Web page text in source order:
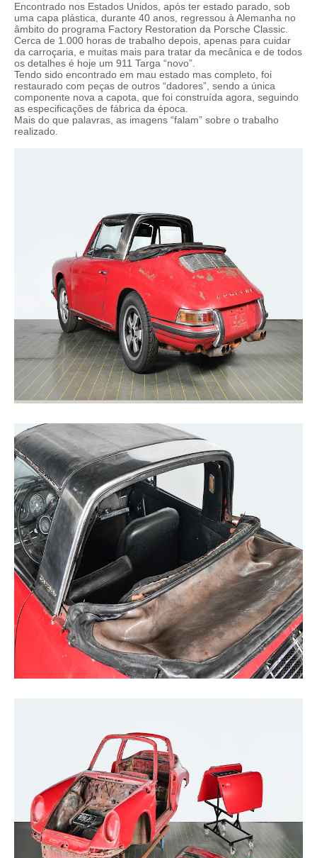
Encontrado nos Estados Unidos, após ter estado parado, sob
uma capa plástica, durante 40 anos, regressou à Alemanha no
âmbito do programa Factory Restoration da Porsche Classic.
Cerca de 1.000 horas de trabalho depois, apenas para cuidar
da carroçaria, e muitas mais para tratar da mecânica e de todos
os detalhes é hoje um 911 Targa “novo”.
Tendo sido encontrado em mau estado mas completo, foi
restaurado com peças de outros “dadores”, sendo a única
componente nova a capota, que foi construída agora, seguindo
as especificações de fábrica da época.
Mais do que palavras, as imagens “falam” sobre o trabalho
realizado.